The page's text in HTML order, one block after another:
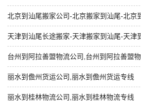
北京到汕尾搬家公司-北京搬家到汕尾-北京
天津到汕尾长途搬家-天津搬家到汕尾-天津
台州到阿拉善盟物流公司,台州到阿拉善盟
丽水到儋州货运公司,丽水到儋州货运专线
丽水到桂林物流公司,丽水到桂林物流专线